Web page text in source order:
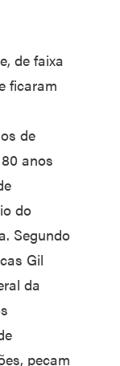
de faixa
ficaram
de
anos
do
Segundo
Gil
da
pecam